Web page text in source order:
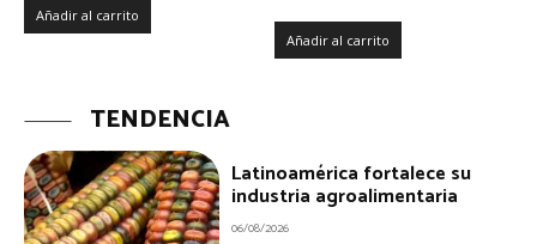
Añadir al carrito
Añadir al carrito
TENDENCIA
Latinoamérica fortalece su
industria agroalimentaria
06/08/2026